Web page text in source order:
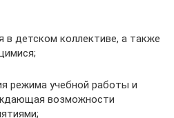
в детском коллективе, а также
режима учебной работы и
возможности